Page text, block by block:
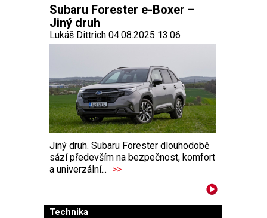
Subaru Forester e-Boxer –
Jiný druh
Lukáš Dittrich 04.08.2025 13:06
Jiný druh. Subaru Forester dlouhodobě
sází především na bezpečnost, komfort
a univerzální... >>
Technika